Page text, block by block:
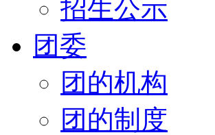
招生公示
团委
团的机构
团的制度